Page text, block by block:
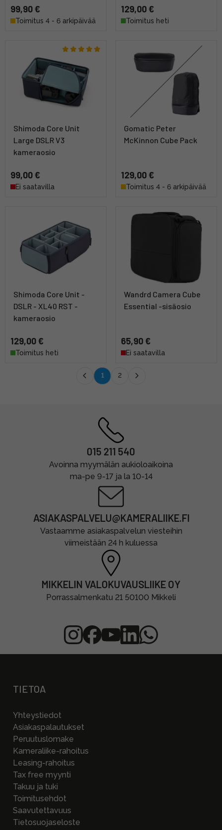
99,90 €
Toimitus 4 - 6 arkipäivää
129,00 €
Toimitus heti
Shimoda Core Unit
Large DSLR V3
kameraosio
99,00 €
Ei saatavilla
Gomatic Peter
McKinnon Cube Pack
129,00 €
Toimitus 4 - 6 arkipäivää
Shimoda Core Unit -
DSLR - XL40 RST -
kameraosio
129,00 €
Toimitus heti
Wandrd Camera Cube
Essential -sisäosio
65,90 €
Ei saatavilla
1 2
015 211 540
Avoinna myymälän aukioloaikoina
ma-pe 9-17 ja la 10-14
ASIAKASPALVELU@KAMERALIIKE.FI
Vastaamme asiakaspalvelun viesteihin
viimeistään 24 h kuluessa
MIKKELIN VALOKUVAUSLIIKE OY
Porrassalmenkatu 21 50100 Mikkeli
TIETOA
Yhteystiedot
Asiakaspalautukset
Peruutuslomake
Kameraliike-rahoitus
Leasing-rahoitus
Tax free myynti
Takuu ja tuki
Toimitusehdot
Saavutettavuus
Tietosuojaseloste